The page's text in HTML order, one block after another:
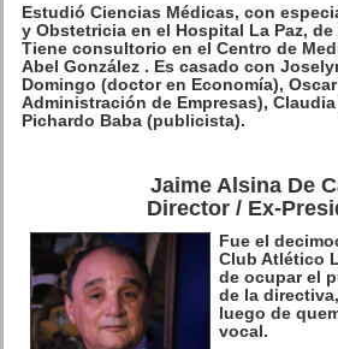
Estudió Ciencias Médicas, con
y Obstetricia en el Hospital La Paz, de
Tiene consultorio en el Centro de
Abel González . Es casado con
Domingo (doctor en Economía),
Administración de Empresas),
Pichardo Baba (publicista).
Jaime Alsina De
Director / Ex-
Fue el
Club Atlético
de ocupar el
de la
luego de
vocal.